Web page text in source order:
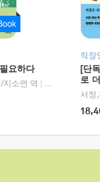
요하다
지소연 역
알에이치코리
직장
[단
로